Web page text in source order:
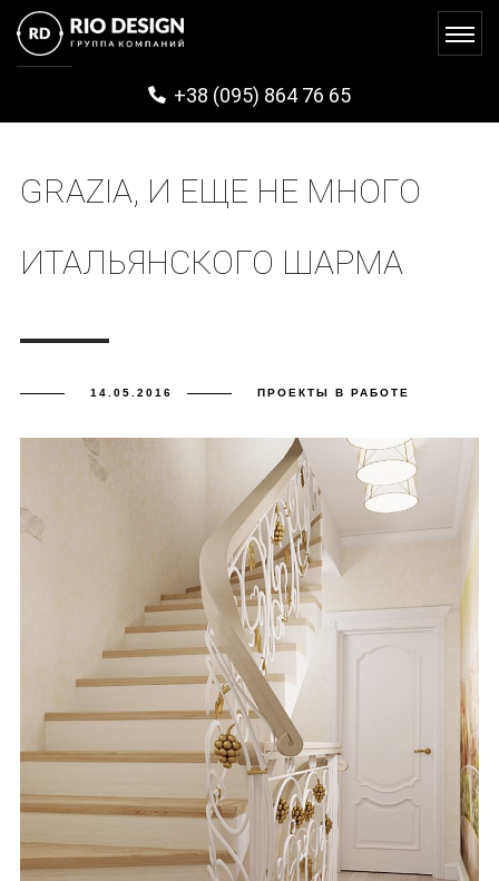
+38 (095) 864 76 65
GRAZIA, И ЕЩЕ НЕ МНОГО
ИТАЛЬЯНСКОГО ШАРМА
14.05.2016 ПРОЕКТЫ В РАБОТЕ